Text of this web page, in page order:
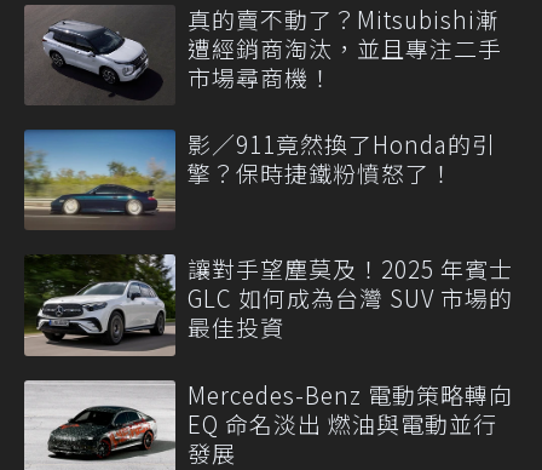
真的賣不動了？Mitsubishi漸
遭經銷商淘汰，並且專注二手
市場尋商機！
影／911竟然換了Honda的引
擎？保時捷鐵粉憤怒了！
讓對手望塵莫及！2025 年賓士
GLC 如何成為台灣 SUV 市場的
最佳投資
Mercedes-Benz 電動策略轉向
EQ 命名淡出 燃油與電動並行
發展